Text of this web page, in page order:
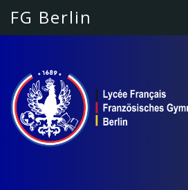
FG Berlin